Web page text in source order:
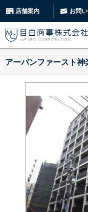
店舗案内 お問
アーバンファースト神